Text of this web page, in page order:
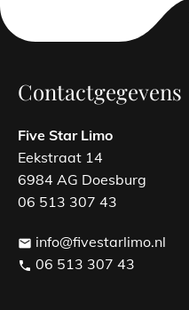
Contactgegevens
Five Star Limo
Eekstraat 14
6984 AG Doesburg
06 513 307 43
email info@fivestarlimo.nl
phone 06 513 307 43